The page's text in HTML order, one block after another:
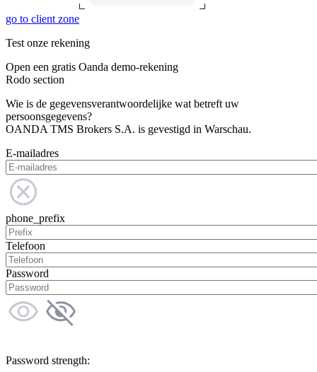
go to client zone
Test onze rekening
Open een gratis Oanda demo-rekening
Rodo section
Wie is de gegevensverantwoordelijke wat betreft uw
persoonsgegevens?
OANDA TMS Brokers S.A. is gevestigd in Warschau.
E-mailadres
phone_prefix
Telefoon
Password
Password strength: